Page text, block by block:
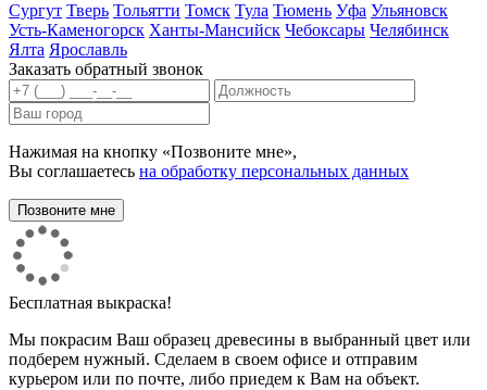
Сургут Тверь Тольятти Томск Тула Тюмень Уфа Ульяновск
Усть-Каменогорск Ханты-Мансийск Чебоксары Челябинск
Ялта Ярославль
Заказать обратный звонок
Нажимая на кнопку «Позвоните мне»,
Вы соглашаетесь на обработку персональных данных
Бесплатная выкраска!
Мы покрасим Ваш образец древесины в выбранный цвет или
подберем нужный. Сделаем в своем офисе и отправим
курьером или по почте, либо приедем к Вам на объект.